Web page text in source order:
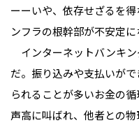
ーーいや、依存せざるを
ンフラの根幹部が不安定に
インターネットバンキ
だ。振り込みや支払いが
られることが多いお金の
声高に叫ばれ、他者との